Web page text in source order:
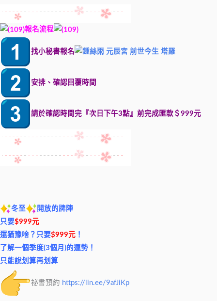
報名流程
找小秘書報名
安排、確認回覆時間
請於確認時間完『次日下午3點』前完成匯款＄999元
冬至
開放的牌陣
只要$999元
還猶豫啥？只要$999元 ！
了解一個季度(3個月)的運勢！
只能說划算再划算
祕書預約 https://lin.ee/9afJiKp